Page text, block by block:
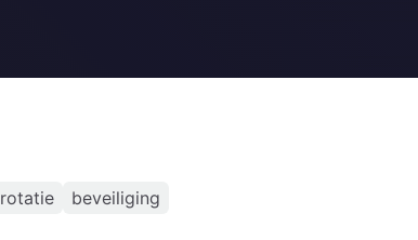
rotatie beveiliging